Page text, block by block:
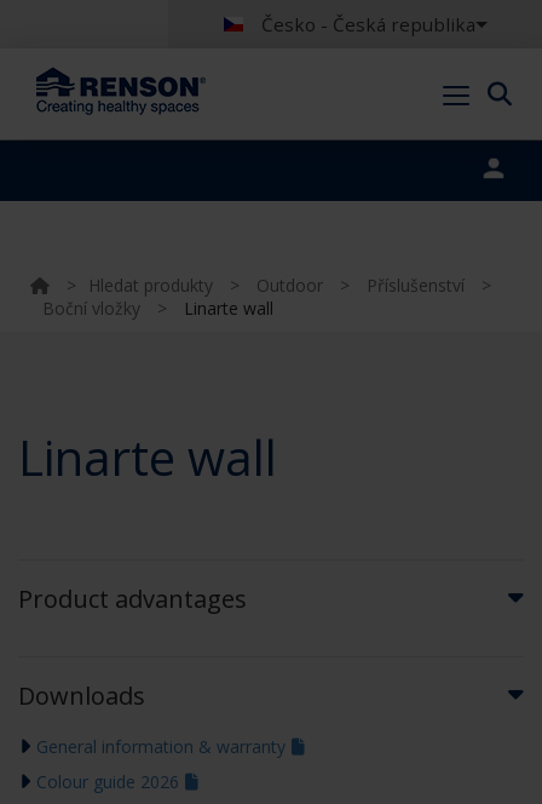
Česko - Česká republika
> Hledat produkty > Outdoor > Příslušenství
>
Boční vložky
> Linarte wall
Linarte wall
Product advantages
Downloads
General information & warranty
Colour guide 2026